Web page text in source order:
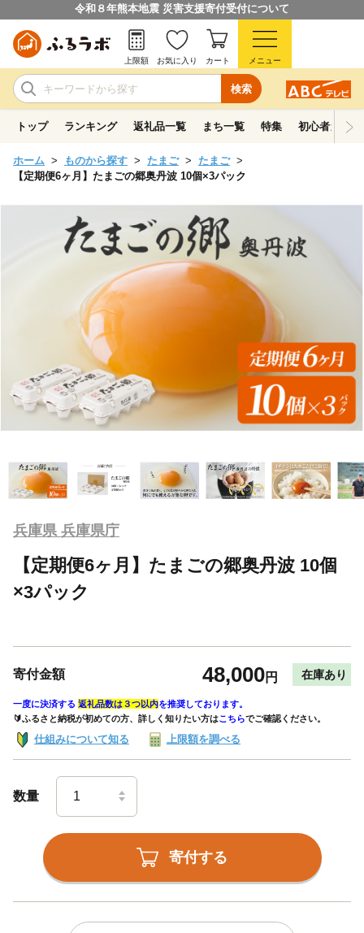
令和８年熊本地震 災害支援寄付受付について
検索
上限額 お気に入り カート メニュー
トップ ランキング 返礼品一覧 まち一覧 特集 初心者ガイド
ホーム ものから探す たまご
たまご
【定期便6ヶ月】たまごの郷奥丹波 10個×3パック
兵庫県 兵庫県庁
【定期便6ヶ月】たまごの郷奥丹波 10個
×3パック
寄付金額 48,000円 在庫あり
一度に決済する 返礼品数は３つ以内を推奨しております。
🔰ふるさと納税が初めての方、詳しく知りたい方はこちらでご確認ください。
仕組みについて知る 上限額を調べる
数量
寄付する